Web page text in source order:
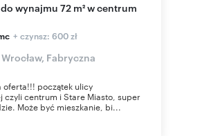
+ czynsz: 600 zł
Fabryczna
oferta!!! początek ulicy
czyli centrum i Stare Miasto, super
Może być mieszkanie, bi...